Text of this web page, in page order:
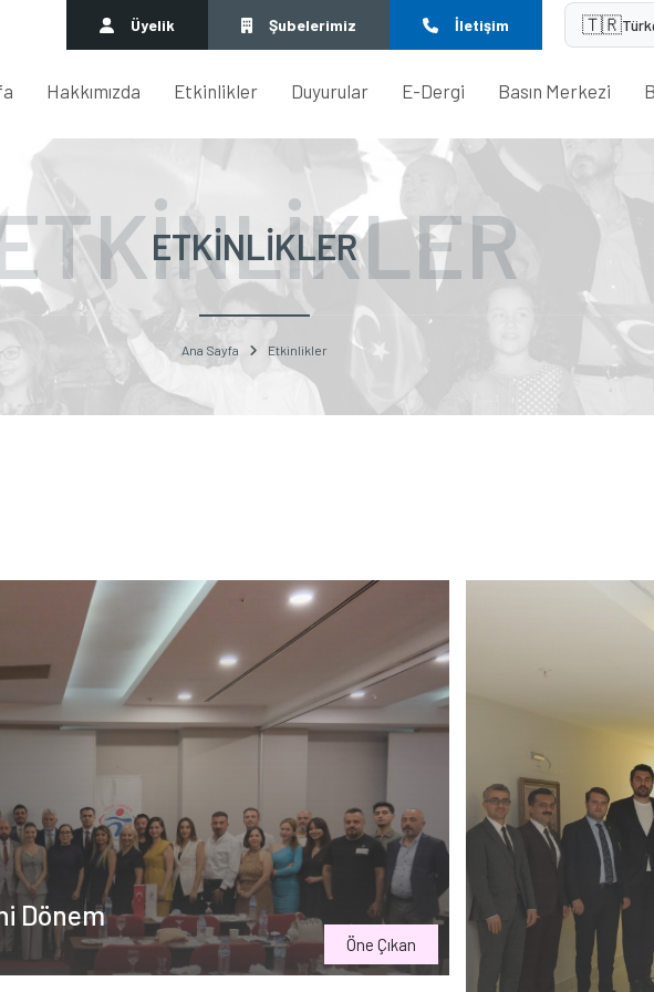
Üyelik Şubelerimiz İletişim 🇹🇷
Hakkımızda Etkinlikler Duyurular E-Dergi Basın Merkezi
ETKINLIKLER
Ana Sayfa Etkinlikler
Öne Çıkan
Dönem